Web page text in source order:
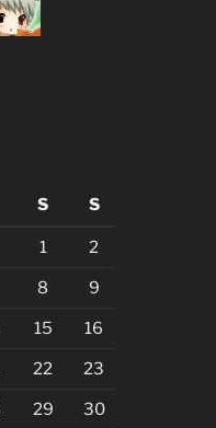
S S
1 2
8 9
15 16
22 23
29 30